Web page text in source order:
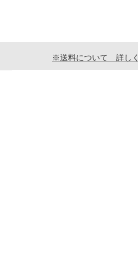
※送料について 詳し